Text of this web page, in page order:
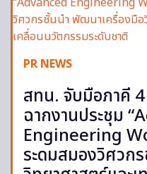
PR NEWS
สทน. จับมือภาคี
ฉากงานประชุม
Engineering
ระดมสมองวิศวก